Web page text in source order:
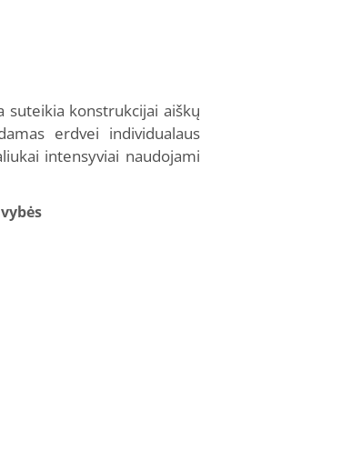
suteikia konstrukcijai aiškų
erdvei individualaus
intensyviai naudojami